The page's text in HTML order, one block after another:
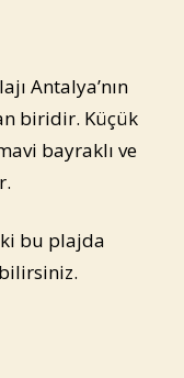
Antalya’nın
biridir. Küçük
bayraklı ve
bu plajda